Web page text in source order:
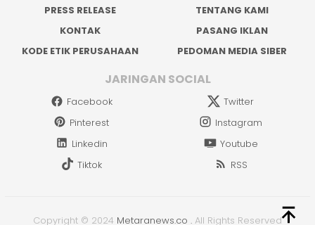
PRESS RELEASE
TENTANG KAMI
KONTAK
PASANG IKLAN
KODE ETIK PERUSAHAAN
PEDOMAN MEDIA SIBER
JARINGAN SOCIAL
Facebook
Twitter
Pinterest
Instagram
Linkedin
Youtube
Tiktok
RSS
Copyright © 2024 Metaranews.co . All Rights Reserved